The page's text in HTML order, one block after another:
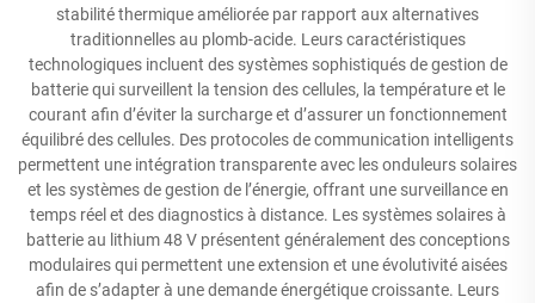
stabilité thermique améliorée par rapport aux alternatives
traditionnelles au plomb-acide. Leurs caractéristiques
technologiques incluent des systèmes sophistiqués de gestion de
batterie qui surveillent la tension des cellules, la température et le
courant afin d’éviter la surcharge et d’assurer un fonctionnement
équilibré des cellules. Des protocoles de communication intelligents
permettent une intégration transparente avec les onduleurs solaires
et les systèmes de gestion de l’énergie, offrant une surveillance en
temps réel et des diagnostics à distance. Les systèmes solaires à
batterie au lithium 48 V présentent généralement des conceptions
modulaires qui permettent une extension et une évolutivité aisées
afin de s’adapter à une demande énergétique croissante. Leurs